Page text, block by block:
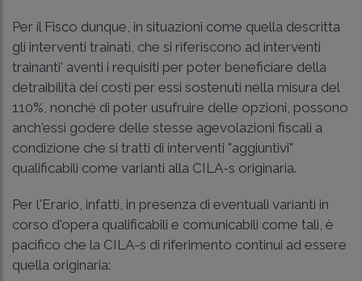
Per il Fisco dunque, in situazioni come quella descritta
gli interventi trainati, che si riferiscono ad interventi
trainanti' aventi i requisiti per poter beneficiare della
detraibilità dei costi per essi sostenuti nella misura del
110%, nonché di poter usufruire delle opzioni, possono
anch'essi godere delle stesse agevolazioni fiscali a
condizione che si tratti di interventi "aggiuntivi"
qualificabili come varianti alla CILA-s originaria.
Per l'Erario, infatti, in presenza di eventuali varianti in
corso d'opera qualificabili e comunicabili come tali, è
pacifico che la CILA-s di riferimento continui ad essere
quella originaria: